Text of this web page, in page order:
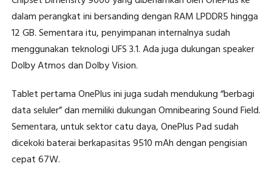
dalam perangkat ini bersanding dengan RAM LPDDR5 hingga
12 GB. Sementara itu, penyimpanan internalnya sudah
menggunakan teknologi UFS 3.1. Ada juga dukungan speaker
Dolby Atmos dan Dolby Vision.
Tablet pertama OnePlus ini juga sudah mendukung “berbagi
data seluler” dan memiliki dukungan Omnibearing Sound Field.
Sementara, untuk sektor catu daya, OnePlus Pad sudah
dicekoki baterai berkapasitas 9510 mAh dengan pengisian
cepat 67W.